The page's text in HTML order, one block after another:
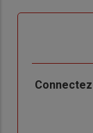
Body